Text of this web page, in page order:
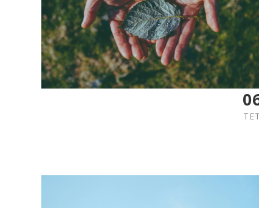
TET